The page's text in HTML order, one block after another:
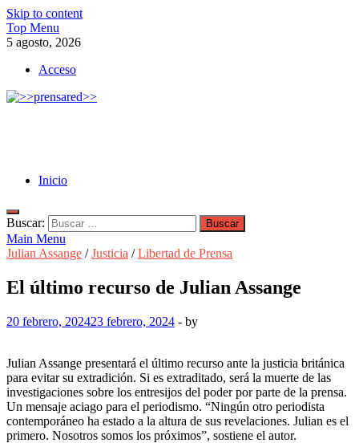
Skip to content
Top Menu
5 agosto, 2026
Acceso
Inicio
Buscar:
Main Menu
Julian Assange /Justicia /Libertad de Prensa
El último recurso de Julian Assange
20 febrero, 202423 febrero, 2024 - by
Julian Assange presentará el último recurso ante la justicia británica
para evitar su extradición. Si es extraditado, será la muerte de las
investigaciones sobre los entresijos del poder por parte de la prensa.
Un mensaje aciago para el periodismo. “Ningún otro periodista
contemporáneo ha estado a la altura de sus revelaciones. Julian es el
primero. Nosotros somos los próximos”, sostiene el autor.